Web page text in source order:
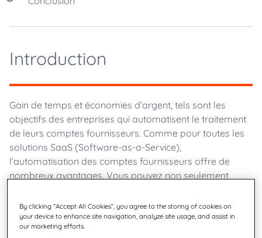
Introduction
Gain de temps et économies d’argent, tels sont les
objectifs des entreprises qui automatisent le traitement
de leurs comptes fournisseurs. Comme pour toutes les
solutions SaaS (Software-as-a-Service),
l’automatisation des comptes fournisseurs offre de
nombreux avantages. Vous pouvez non seulement
votre personnel afin qu’il puisse se consacrer à des
tâches plus importantes, mais aussi facilement gérer les
relations avec vos fournisseurs, clients et bien plus
By clicking “Accept All Cookies”, you agree to the storing of cookies on
your device to enhance site navigation, analyze site usage, and assist in
our marketing efforts.